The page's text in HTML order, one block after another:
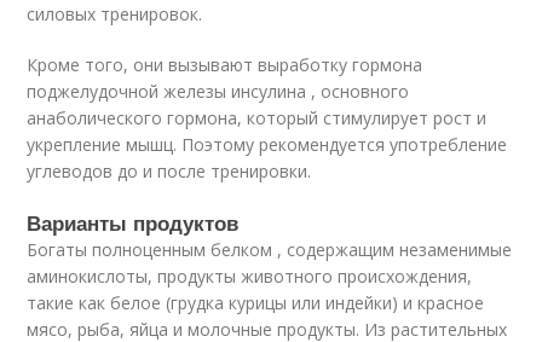
силовых тренировок.
Кроме того, они вызывают выработку гормона
поджелудочной железы инсулина , основного
анаболического гормона, который стимулирует рост и
укрепление мышц. Поэтому рекомендуется употребление
углеводов до и после тренировки.
Варианты продуктов
Богаты полноценным белком , содержащим незаменимые
аминокислоты, продукты животного происхождения,
такие как белое (грудка курицы или индейки) и красное
мясо, рыба, яйца и молочные продукты. Из растительных